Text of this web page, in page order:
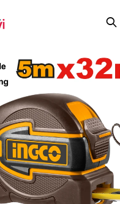
MI
Construcción